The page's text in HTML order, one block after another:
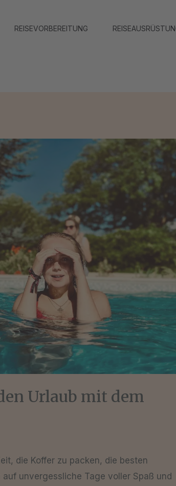
REISEVORBEREITUNG
Urlaub mit dem
die Koffer zu packen, die besten
unvergessliche Tage voller Spaß und